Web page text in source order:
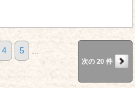
4 5 ...
次の 20 件